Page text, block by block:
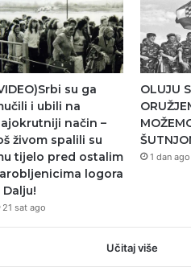
su ga
i ubili na
način –
živom spalili su
tijelo pred ostalim
logora
Dalju!
21 sat ago
OLUJU
1 dan ago
Učitaj više